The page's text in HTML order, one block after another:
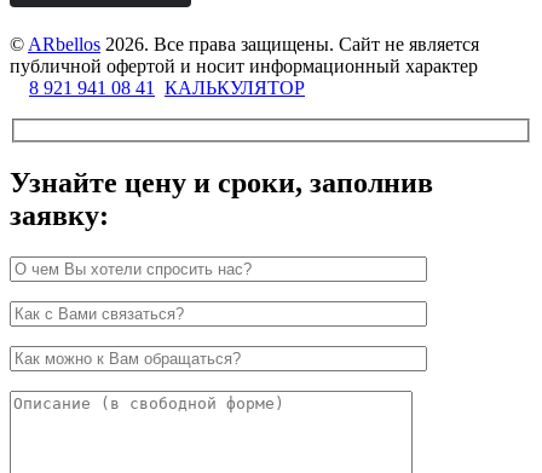
©ARbellos 2026. Все права защищены. Сайт не является
публичной офертой и носит информационный характер
8 921 941 08 41 КАЛЬКУЛЯТОР
Узнайте цену и сроки, заполнив
заявку: